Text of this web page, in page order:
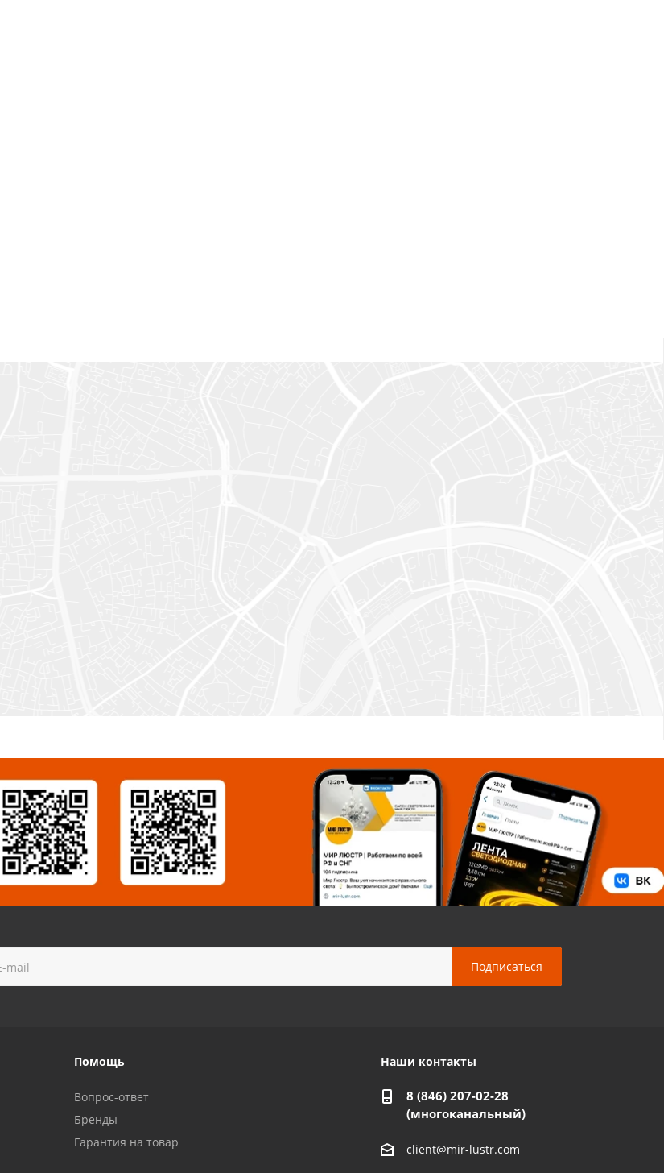
Помощь
Вопрос-ответ
Бренды
Гарантия на товар
Наши контакты
8 (846) 207-02-28
(многоканальный)
client@mir-lustr.com